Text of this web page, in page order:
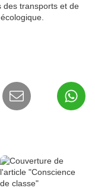
des transports et de